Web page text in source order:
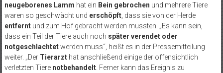
neugeborenes Lamm hat ein Bein gebrochen und mehrere Tiere
waren so geschwächt und erschöpft, dass sie von der Herde
entferntund zum Hof gebracht werden mussten. „Es kann sein,
dass ein Teil der Tiere auch noch später verendet oder
notgeschlachtetwerden muss“, heißt es in der Pressemitteilung
weiter. „Der Tierarzthat anschließend einige der offensichtlich
verletzten Tiere notbehandelt. Ferner kann das Ereignis zu